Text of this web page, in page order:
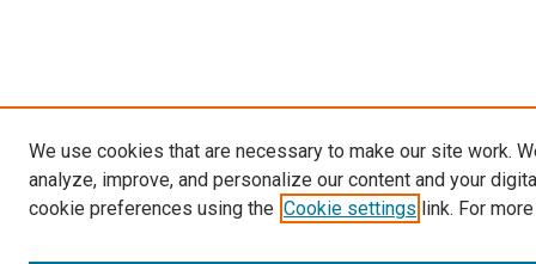
We use cookies that are necessary to make our site work.
analyze, improve, and personalize our content and your
cookie preferences using the Cookie settings link. For